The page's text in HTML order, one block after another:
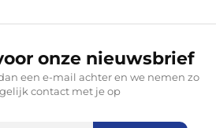
onze nieuwsbrief
een e-mail achter en we nemen zo
contact met je op